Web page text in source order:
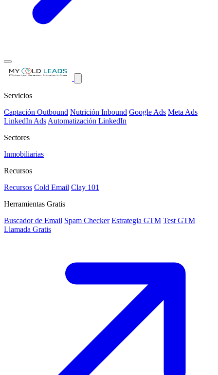
Servicios
Captación Outbound Nutrición Inbound Google Ads Meta Ads
LinkedIn Ads Automatización LinkedIn
Sectores
Inmobiliarias
Recursos
Recursos Cold Email Clay 101
Herramientas Gratis
Buscador de Email Spam Checker Estrategia GTM Test GTM
Llamada Gratis